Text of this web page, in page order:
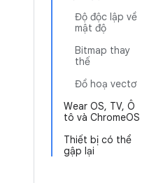
Độ độc lập về
mật độ
Bitmap thay
thế
Đồ hoạ vectơ
Wear OS, TV, Ô
tô và ChromeOS
Thiết bị có thể
gập lại